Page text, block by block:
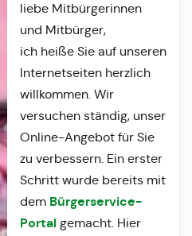
liebe Mitbürgerinnen
und Mitbürger,
ich heiße Sie auf unseren
Internetseiten herzlich
willkommen. Wir
versuchen ständig, unser
Online-Angebot für Sie
zu verbessern. Ein erster
Schritt wurde bereits mit
dem Bürgerservice-
Portalgemacht. Hier